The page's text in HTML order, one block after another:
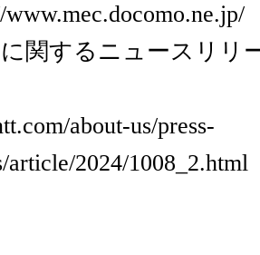
www.mec.docomo.ne.jp/
関するニュースリリ
about-us/press-
article/2024/1008_2.html